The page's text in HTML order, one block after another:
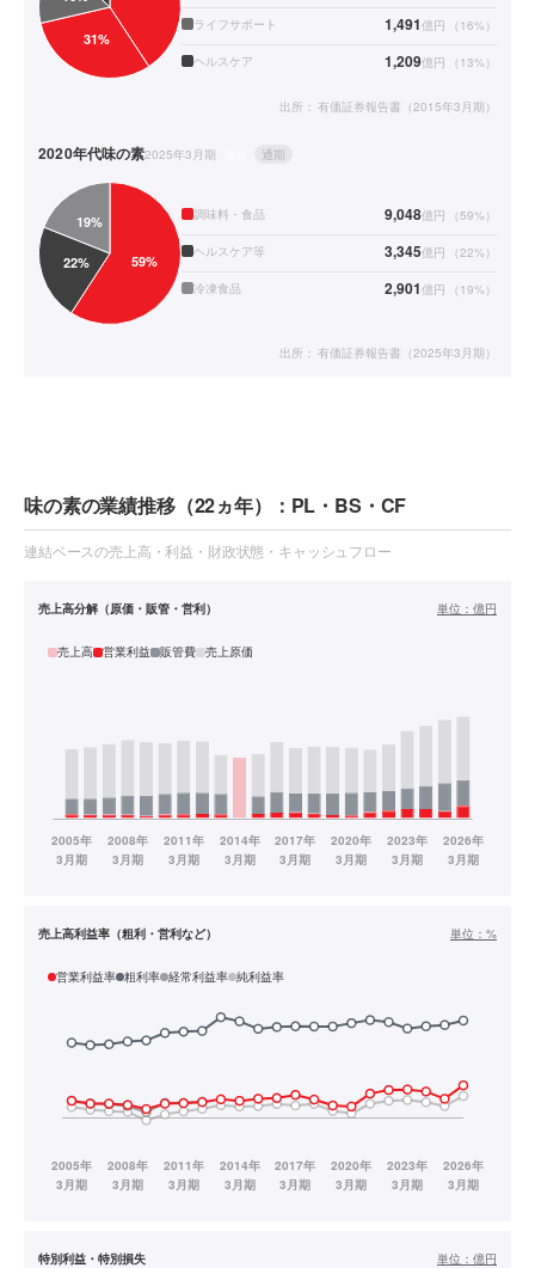
ライフサポート 1,491億円 （ 16%）
ヘルスケア 1,209億円 （ 13%）
出所： 有価証券報告書（2015年3月期）
2020年代味の素2025年3月期 通期
調味料・食品 9,048億円 （59%）
ヘルスケア等 3,345億円 （22%）
冷凍食品 2,901億円 （ 19%）
出所： 有価証券報告書（2025年3月期）
味の素の業績推移（22ヵ年）：PL・BS・CF
連結ベースの売上高・利益・財政状態・キャッシュフロー
売上高分解（原価・販管・営利） 単位： 億円
売上高 営業利益 販管費 売上原価
売上高利益率（粗利・営利など） 単位： %
営業利益率 粗利率 経常利益率 純利益率
特別利益・特別損失 単位： 億円